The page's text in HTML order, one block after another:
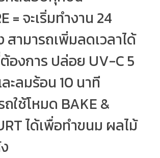
= จะเริ่มทำงาน 24
สามารถเพิ่มลดเวลาได้
องการ ปล่อย UV-C 5
ะลมร้อน 10 นาที
ถใช้โหมด BAKE &
ได้เพื่อทำขนม ผลไม้